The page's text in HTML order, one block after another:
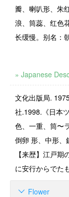
瓣、喇叭形、朱
浪、筒蕊、红色
长缓慢。别名：
» Japanese
文化出版局.
社.1998.《日本
色、一重、筒〜
倒卵 形、中形、
【来歴】江戸
に安行からでた
Flower
